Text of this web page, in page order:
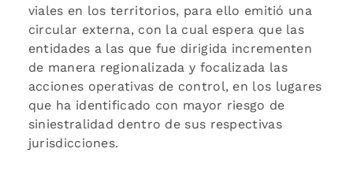
viales en los territorios, para ello emitió una
circular externa, con la cual espera que las
entidades a las que fue dirigida incrementen
de manera regionalizada y focalizada las
acciones operativas de control, en los lugares
que ha identificado con mayor riesgo de
siniestralidad dentro de sus respectivas
jurisdicciones.